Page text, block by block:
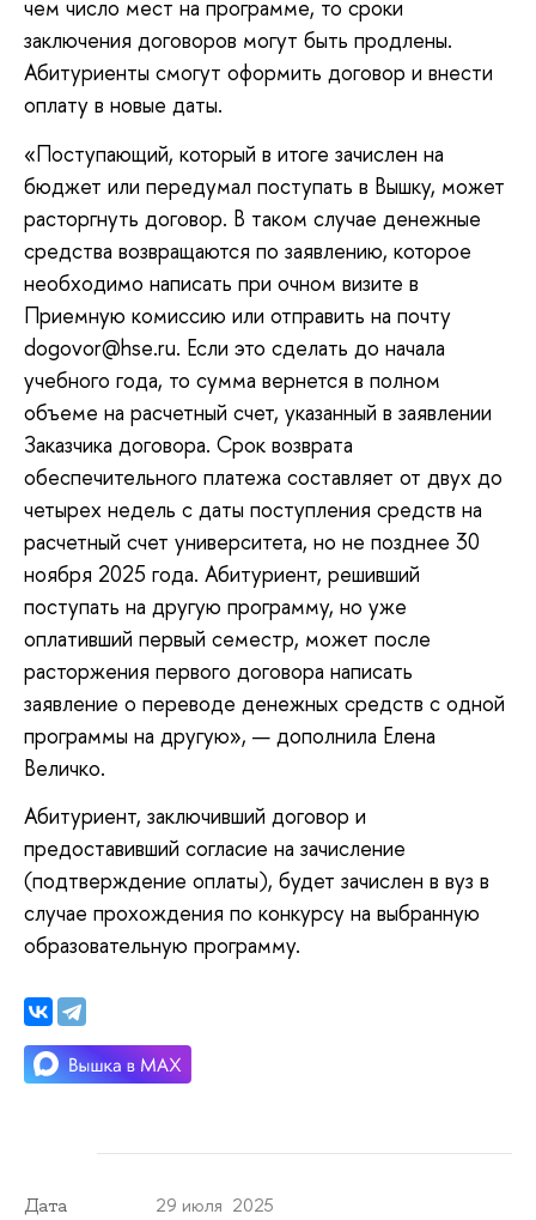
чем число мест на программе, то сроки
заключения договоров могут быть продлены.
Абитуриенты смогут оформить договор и внести
оплату в новые даты.
«Поступающий, который в итоге зачислен на
бюджет или передумал поступать в Вышку, может
расторгнуть договор. В таком случае денежные
средства возвращаются по заявлению, которое
необходимо написать при очном визите в
Приемную комиссию или отправить на почту
dogovor@hse.ru. Если это сделать до начала
учебного года, то сумма вернется в полном
объеме на расчетный счет, указанный в заявлении
Заказчика договора. Срок возврата
обеспечительного платежа составляет от двух до
четырех недель с даты поступления средств на
расчетный счет университета, но не позднее 30
ноября 2025 года. Абитуриент, решивший
поступать на другую программу, но уже
оплативший первый семестр, может после
расторжения первого договора написать
заявление о переводе денежных средств с одной
программы на другую», — дополнила Елена
Величко.
Абитуриент, заключивший договор и
предоставивший согласие на зачисление
(подтверждение оплаты), будет зачислен в вуз в
случае прохождения по конкурсу на выбранную
образовательную программу.
Дата 29 июля 2025